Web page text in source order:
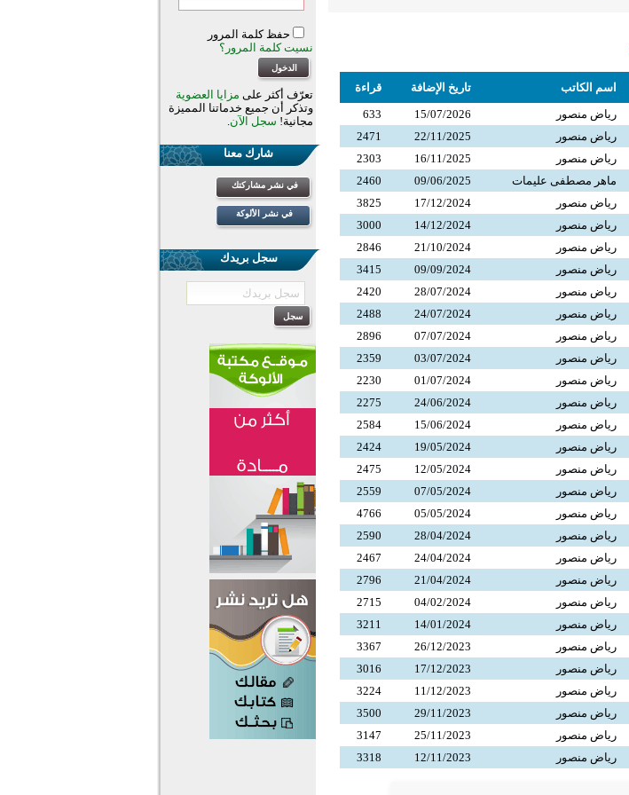
اسم الكاتب تاريخ الإضافة
قراءة
رياض منصور 15/07/2026
633
رياض منصور 22/11/2025
2471
رياض منصور 16/11/2025
2303
ماهر مصطفى عليمات 09/06/2025
2460
رياض منصور 17/12/2024
3825
رياض منصور 14/12/2024
3000
رياض منصور 21/10/2024
2846
رياض منصور 09/09/2024
3415
رياض منصور 28/07/2024
2420
رياض منصور 24/07/2024
2488
رياض منصور 07/07/2024
2896
رياض منصور 03/07/2024
2359
رياض منصور 01/07/2024
2230
رياض منصور 24/06/2024
2275
رياض منصور 15/06/2024
2584
رياض منصور 19/05/2024
2424
رياض منصور 12/05/2024
2475
رياض منصور 07/05/2024
2559
رياض منصور 05/05/2024
4766
رياض منصور 28/04/2024
2590
رياض منصور 24/04/2024
2467
رياض منصور 21/04/2024
2796
رياض منصور 04/02/2024
2715
رياض منصور 14/01/2024
3211
رياض منصور 26/12/2023
3367
رياض منصور 17/12/2023
3016
رياض منصور 11/12/2023
3224
رياض منصور 29/11/2023
3500
رياض منصور 25/11/2023
3147
رياض منصور 12/11/2023
3318
حفظ كلمة المرور
نسيت كلمة المرور؟
تعرّف أكثر على مزايا العضوية
وتذكر أن جميع خدماتنا المميزة
مجانية! سجل الآن.
شارك معنا
في نشر مشاركتك
في نشر الألوكة
سجل بريدك